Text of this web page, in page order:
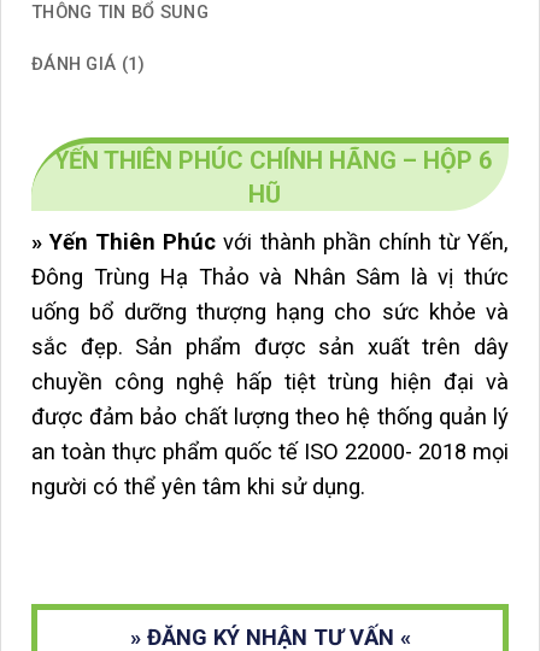
THÔNG TIN BỔ SUNG
ĐÁNH GIÁ (1)
YẾN THIÊN PHÚC CHÍNH HÃNG – HỘP 6
HŨ
» Yến Thiên Phúcvới thành phần chính từ Yến,
Đông Trùng Hạ Thảo và Nhân Sâm là vị thức
uống bổ dưỡng thượng hạng cho sức khỏe và
sắc đẹp. Sản phẩm được sản xuất trên dây
chuyền công nghệ hấp tiệt trùng hiện đại và
được đảm bảo chất lượng theo hệ thống quản lý
an toàn thực phẩm quốc tế ISO 22000- 2018 mọi
người có thể yên tâm khi sử dụng.
» ĐĂNG KÝ NHẬN TƯ VẤN «